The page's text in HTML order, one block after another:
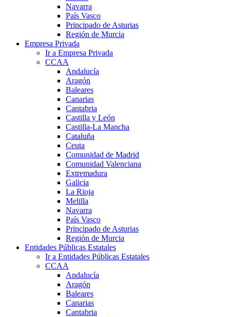
Navarra
País Vasco
Principado de Asturias
Región de Murcia
Empresa Privada
Ir a Empresa Privada
CCAA
Andalucía
Aragón
Baleares
Canarias
Cantabria
Castilla y León
Castilla-La Mancha
Cataluña
Ceuta
Comunidad de Madrid
Comunidad Valenciana
Extremadura
Galicia
La Rioja
Melilla
Navarra
País Vasco
Principado de Asturias
Región de Murcia
Entidades Públicas Estatales
Ir a Entidades Públicas Estatales
CCAA
Andalucía
Aragón
Baleares
Canarias
Cantabria